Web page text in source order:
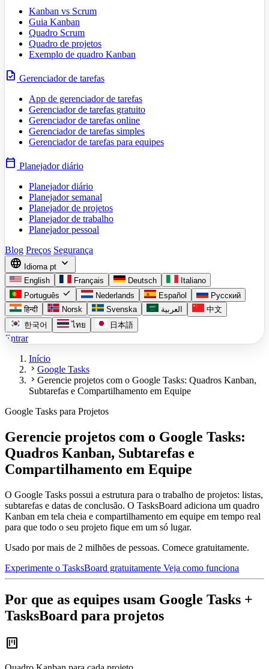
Kanban vs Scrum
Guia Kanban
Quadro Scrum
Quadro de projetos
Exemplo de quadro Kanban
task Gerenciador de tarefas
App de gerenciador de tarefas
Gerenciador de tarefas gratuito
Gerenciador de tarefas online
Gerenciador de tarefas simples
Gerenciador de tarefas para equipes
calendar_today Planejador diário
Planejador diário
Planejador semanal
Planejador de projetos
Planejador de trabalho
Planejador pessoal
Blog Preços Segurança
language Idioma pt expand_more
English Français Deutsch
Italiano
Português check Nederlands Español
Русский
हिन्दी
Norsk Svenska العربية
中文
한국어
ไทย 日本語
Entrar
Início
chevron_right Google Tasks
chevron_right Gerencie projetos com o Google Tasks: Quadros Kanban,
Subtarefas e Compartilhamento em Equipe
Google Tasks para Projetos
Gerencie projetos com o Google Tasks:
Quadros Kanban, Subtarefas e
Compartilhamento em Equipe
O Google Tasks possui a estrutura para o trabalho de projetos: listas,
subtarefas e datas de conclusão. O TasksBoard adiciona um quadro
Kanban em tela cheia e compartilhamento em equipe em tempo real
para que todo o seu projeto fique em um só lugar.
Usado por mais de 2 milhões de pessoas. Comece gratuitamente.
Experimente o TasksBoard gratuitamente Veja como funciona
Por que as equipes usam Google Tasks +
TasksBoard para projetos
view_kanban